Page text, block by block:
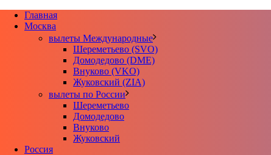
Главная
Москва
вылеты Международные
Шереметьево (SVO)
Домодедово (DME)
Внуково (VKO)
Жуковский (ZIA)
вылеты по России
Шереметьево
Домодедово
Внуково
Жуковский
Россия